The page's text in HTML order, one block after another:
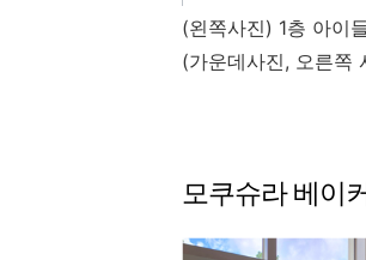
(왼쪽사진) 1층 아이
(가운데사진, 오른쪽
모쿠슈라 베이